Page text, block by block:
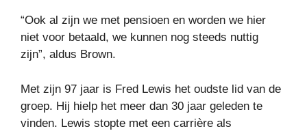
“Ook al zijn we met pensioen en worden we hier
niet voor betaald, we kunnen nog steeds nuttig
zijn”, aldus Brown.
Met zijn 97 jaar is Fred Lewis het oudste lid van de
groep. Hij hielp het meer dan 30 jaar geleden te
vinden. Lewis stopte met een carrière als